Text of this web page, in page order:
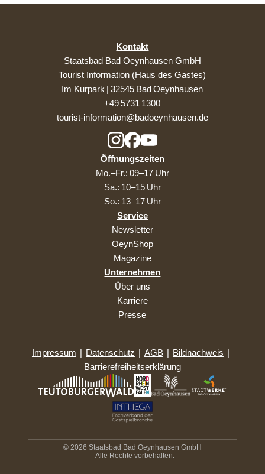
Kontakt
Staatsbad Bad Oeynhausen GmbH
Tourist Information (Haus des Gastes)
Im Kurpark | 32545 Bad Oeynhausen
+49 5731 1300
tourist-information@badoeynhausen.de
Öffnungszeiten
Mo.–Fr.: 09–17 Uhr
Sa.: 10–15 Uhr
So.: 13–17 Uhr
Service
Newsletter
OeynShop
Magazine
Unternehmen
Über uns
Karriere
Presse
Impressum | Datenschutz | AGB | Bildnachweis |
Barrierefreiheitserklärung
© 2026 Staatsbad Bad Oeynhausen GmbH
– Alle Rechte vorbehalten.